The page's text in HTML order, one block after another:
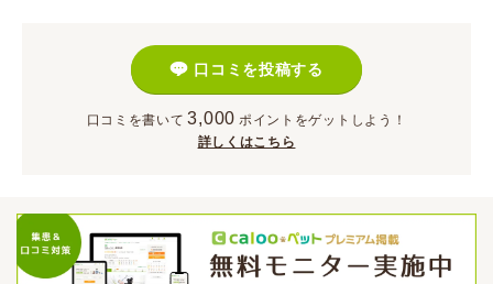
口コミを投稿する
口コミを書いて 3,000 ポイント をゲットしよう！
詳しくはこちら